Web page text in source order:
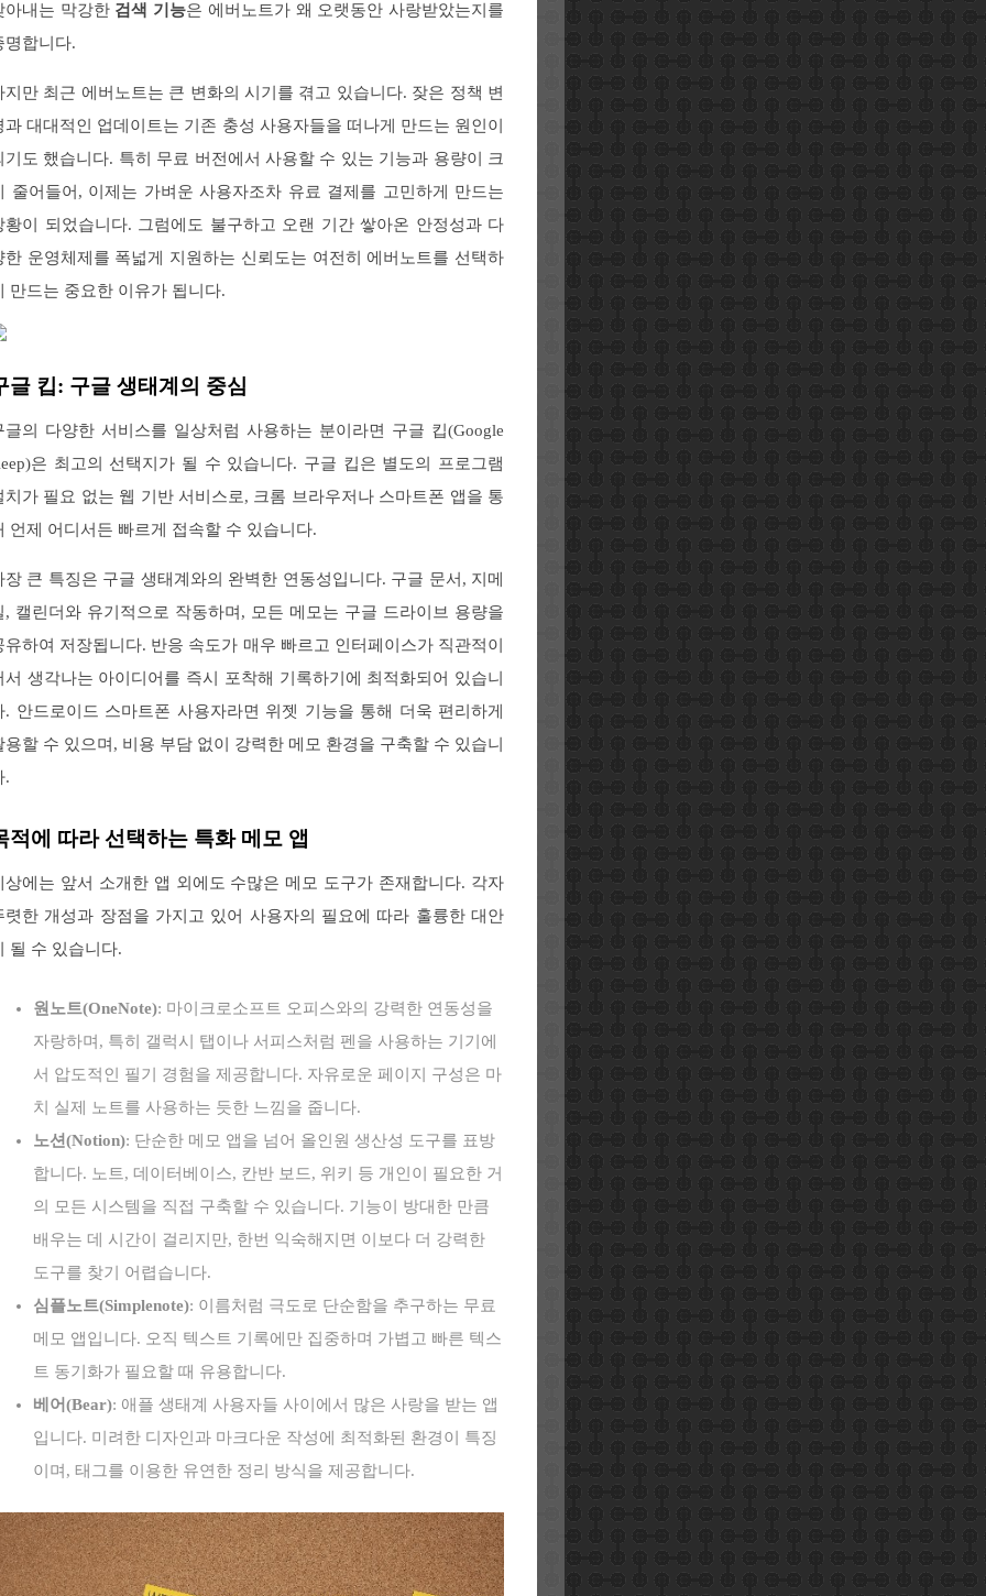
아내는 막강한 검색 기능은 에버노트가 왜 오랫동안 사랑받았는지를
명합니다.
지만 최근 에버노트는 큰 변화의 시기를 겪고 있습니다. 잦은 정책 변
과 대대적인 업데이트는 기존 충성 사용자들을 떠나게 만드는 원인이
기도 했습니다. 특히 무료 버전에서 사용할 수 있는 기능과 용량이 크
줄어들어, 이제는 가벼운 사용자조차 유료 결제를 고민하게 만드는
황이 되었습니다. 그럼에도 불구하고 오랜 기간 쌓아온 안정성과 다
한 운영체제를 폭넓게 지원하는 신뢰도는 여전히 에버노트를 선택하
만드는 중요한 이유가 됩니다.
글 킵: 구글 생태계의 중심
글의 다양한 서비스를 일상처럼 사용하는 분이라면 구글 킵(Google
은 최고의 선택지가 될 수 있습니다. 구글 킵은 별도의 프로그램
치가 필요 없는 웹 기반 서비스로, 크롬 브라우저나 스마트폰 앱을 통
언제 어디서든 빠르게 접속할 수 있습니다.
장 큰 특징은 구글 생태계와의 완벽한 연동성입니다. 구글 문서, 지메
, 캘린더와 유기적으로 작동하며, 모든 메모는 구글 드라이브 용량을
유하여 저장됩니다. 반응 속도가 매우 빠르고 인터페이스가 직관적이
서 생각나는 아이디어를 즉시 포착해 기록하기에 최적화되어 있습니
. 안드로이드 스마트폰 사용자라면 위젯 기능을 통해 더욱 편리하게
용할 수 있으며, 비용 부담 없이 강력한 메모 환경을 구축할 수 있습니
.
적에 따라 선택하는 특화 메모 앱
상에는 앞서 소개한 앱 외에도 수많은 메모 도구가 존재합니다. 각자
렷한 개성과 장점을 가지고 있어 사용자의 필요에 따라 훌륭한 대안
될 수 있습니다.
원노트(OneNote): 마이크로소프트 오피스와의 강력한 연동성을
자랑하며, 특히 갤럭시 탭이나 서피스처럼 펜을 사용하는 기기에
서 압도적인 필기 경험을 제공합니다. 자유로운 페이지 구성은 마
치 실제 노트를 사용하는 듯한 느낌을 줍니다.
노션(Notion): 단순한 메모 앱을 넘어 올인원 생산성 도구를 표방
합니다. 노트, 데이터베이스, 칸반 보드, 위키 등 개인이 필요한 거
의 모든 시스템을 직접 구축할 수 있습니다. 기능이 방대한 만큼
배우는 데 시간이 걸리지만, 한번 익숙해지면 이보다 더 강력한
도구를 찾기 어렵습니다.
심플노트(Simplenote): 이름처럼 극도로 단순함을 추구하는 무료
메모 앱입니다. 오직 텍스트 기록에만 집중하며 가볍고 빠른 텍스
트 동기화가 필요할 때 유용합니다.
베어(Bear): 애플 생태계 사용자들 사이에서 많은 사랑을 받는 앱
입니다. 미려한 디자인과 마크다운 작성에 최적화된 환경이 특징
이며, 태그를 이용한 유연한 정리 방식을 제공합니다.